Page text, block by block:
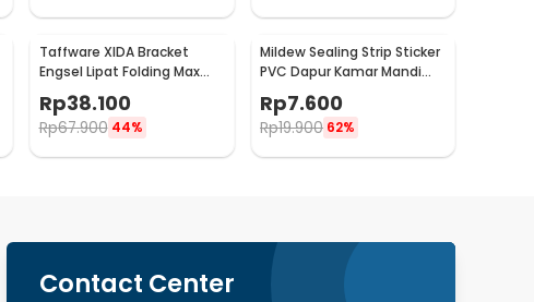
Taffware XIDA Bracket
Engsel Lipat Folding Max
Load 65kg 14 Inch 2 PCS -
JM007
Rp38.100
Rp67.900 44%
Mildew Sealing Strip Sticker
PVC Dapur Kamar Mandi
3.7cmx3.2M
Rp7.600
Rp19.900 62%
Contact Center